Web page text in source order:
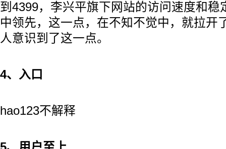
到4399，李兴平旗下网站的访问速度和稳
中领先，这一点，在不知不觉中，就拉开
人意识到了这一点。
4、入口
hao123不解释